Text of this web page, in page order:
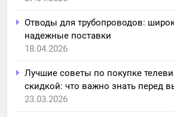
Отводы для трубопроводов:
надежные поставки
18.04.2026
Лучшие советы по покупке
скидкой: что важно знать перед
23.03.2026